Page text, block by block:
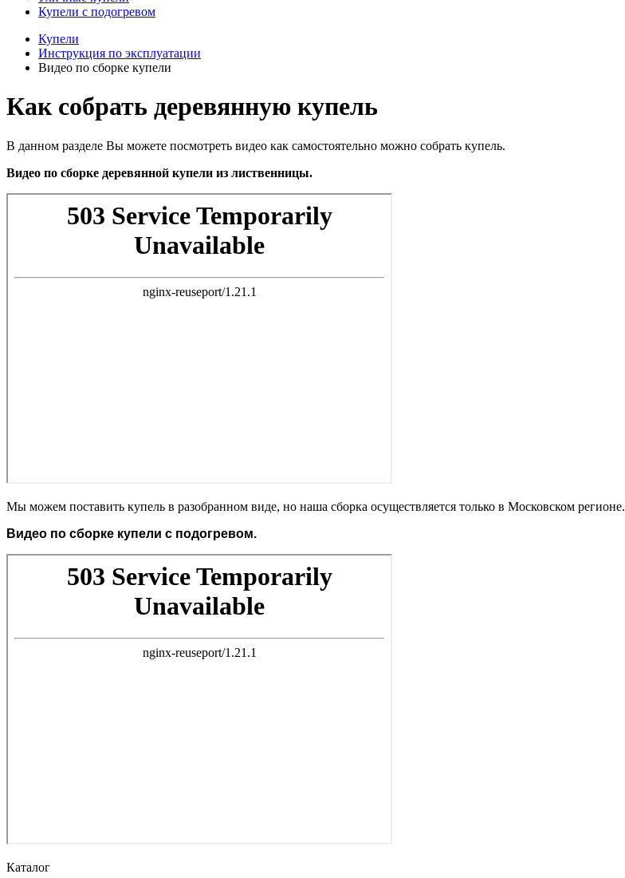
Купели с подогревом
Купели
Инструкция по эксплуатации
Видео по сборке купели
Как собрать деревянную купель
В данном разделе Вы можете посмотреть видео как самостоятельно можно собрать купель.
Видео по сборке деревянной купели из лиственницы.
Мы можем поставить купель в разобранном виде, но наша сборка осуществляется только в Московском регионе.
Видео по сборке купели с подогревом.
Каталог